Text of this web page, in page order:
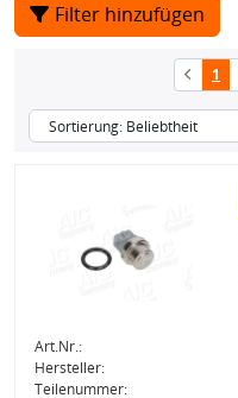
Filter hinzufügen
1
Art.Nr.:
Hersteller:
Teilenummer: